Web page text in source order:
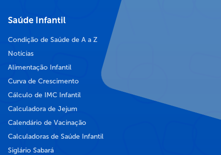
Saúde Infantil
Condição de Saúde de A a Z
Notícias
Alimentação Infantil
Curva de Crescimento
Cálculo de IMC Infantil
Calculadora de Jejum
Calendário de Vacinação
Calculadoras de Saúde Infantil
Siglário Sabará